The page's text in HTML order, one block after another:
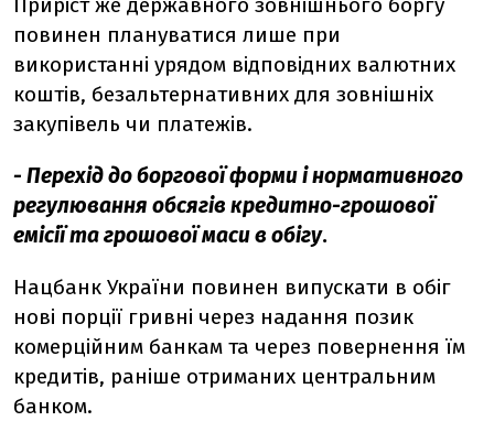
Приріст же державного зовнішнього боргу
повинен плануватися лише при
використанні урядом відповідних валютних
коштів, безальтернативних для зовнішніх
закупівель чи платежів.
- Перехід до боргової форми і нормативного
регулювання обсягів кредитно-грошової
емісії та грошової маси в обігу.
Нацбанк України повинен випускати в обіг
нові порції гривні через надання позик
комерційним банкам та через повернення їм
кредитів, раніше отриманих центральним
банком.